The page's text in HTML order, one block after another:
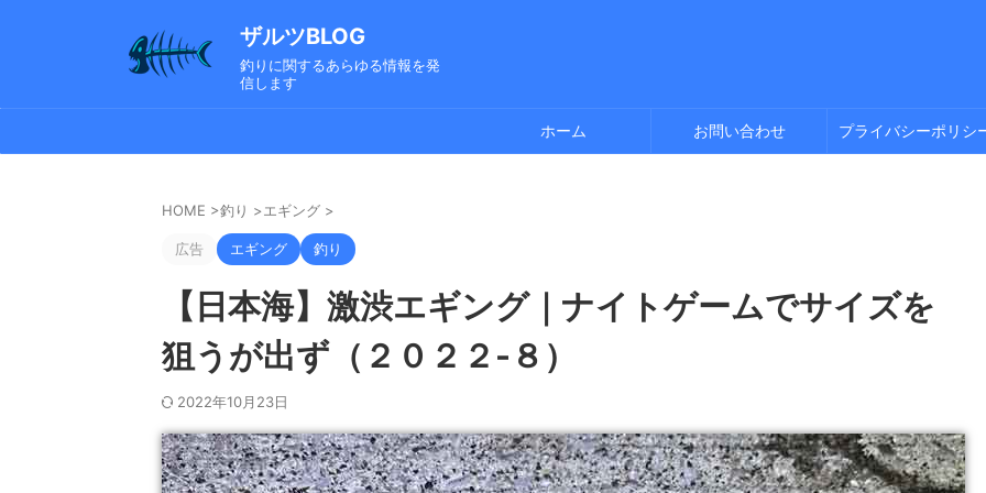
ザルツBLOG
釣りに関するあらゆる情報を発
信します
ホーム お問い合わせ プライバシーポリシ
HOME >釣り >エギング >
広告 エギング 釣り
【日本海】激渋エギング｜ナイトゲームでサイズを
狙うが出ず（２０２２-８）
2022年10月23日